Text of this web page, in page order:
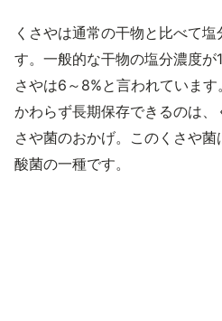
くさやは通常の干物と比べて
す。一般的な干物の塩分濃度が
さやは6～8%と言われていま
かわらず長期保存できるのは、
さや菌のおかげ。このくさや
酸菌の一種です。